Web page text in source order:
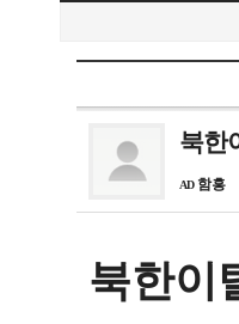
북한
AD 함흥
북한이